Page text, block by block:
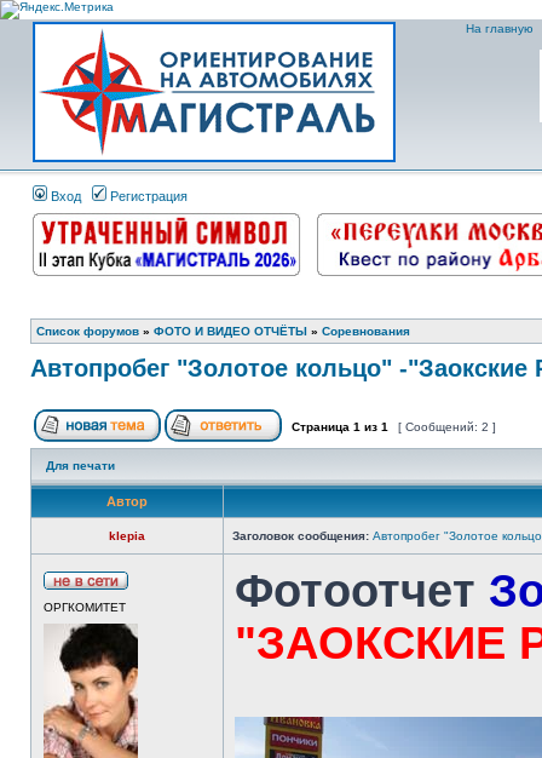
На главную
Вход Регистрация
Список форумов » ФОТО И ВИДЕО ОТЧЁТЫ » Соревнования
Автопробег "Золотое кольцо" -"Заокские
Страница 1 из 1 [ Сообщений: 2 ]
Для печати
Автор
klepia Заголовок сообщения: Автопробег "Золотое
ОРГКОМИТЕТ Фотоотчет
"ЗАОКСКИЕ